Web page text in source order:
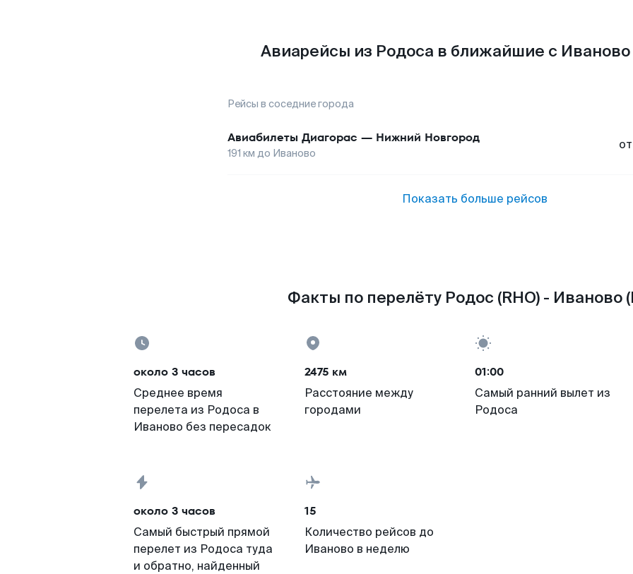
Авиарейсы из Родоса в ближайшие с Иваново
Рейсы в соседние города
Авиабилеты Диагорас — Нижний Новгород
191 км до Иваново
от
Показать больше рейсов
Факты по перелёту Родос (RHO) - Иваново
около 3 часов
Среднее время
перелета из Родоса в
Иваново без пересадок
2475 км
Расстояние между
городами
01:00
Самый ранний вылет из
Родоса
около 3 часов
Самый быстрый прямой
перелет из Родоса туда
и обратно, найденный
15
Количество рейсов до
Иваново в неделю